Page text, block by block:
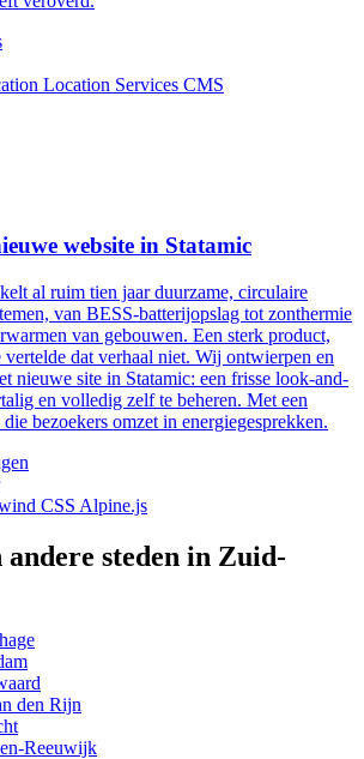
Location Services CMS
website in Statamic
al ruim tien jaar duurzame, circulaire
van BESS-batterijopslag tot zonthermie
van gebouwen. Een sterk product,
vertelde dat verhaal niet. Wij ontwierpen en
nieuwe site in Statamic: een frisse look-and-
en volledig zelf te beheren. Met een
bezoekers omzet in energiegesprekken.
CSS Alpine.js
andere steden in Zuid-
den Rijn
Reeuwijk